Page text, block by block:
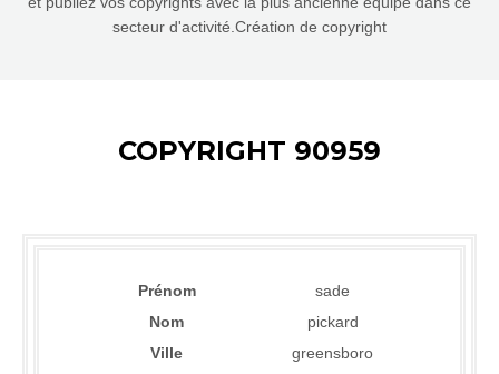
secteur d'activité.Création de copyright
COPYRIGHT 90959
Prénom
sade
Nom
pickard
Ville
greensboro